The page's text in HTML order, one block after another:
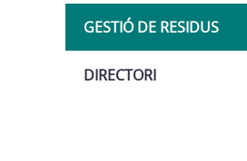
GESTIÓ DE RESIDUS
DIRECTORI